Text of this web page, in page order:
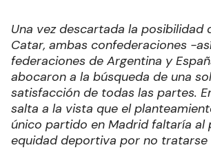
Una vez descartada la posibilidad
Catar, ambas confederaciones -
federaciones de Argentina y
abocaron a la búsqueda de una
satisfacción de todas las partes.
salta a la vista que el
único partido en Madrid faltaría al
equidad deportiva por no tratarse